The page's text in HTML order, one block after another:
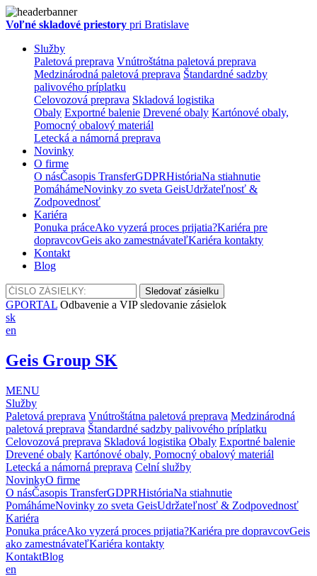
Voľné skladové priestory pri Bratislave
Služby
Paletová preprava Vnútroštátna paletová preprava
Medzinárodná paletová preprava Štandardné sadzby
palivového príplatku
Celovozová preprava Skladová logistika
Obaly Exportné balenie Drevené obaly Kartónové obaly,
Pomocný obalový materiál
Letecká a námorná preprava
Novinky
O firme
O násČasopis TransferGDPRHistóriaNa stiahnutie
PomáhámeNovinky zo sveta GeisUdržateľnosť &
Zodpovednosť
Kariéra
Ponuka práceAko vyzerá proces prijatia?Kariéra pre
dopravcovGeis ako zamestnávateľKariéra kontakty
Kontakt
Blog
GPORTAL Odbavenie a VIP sledovanie zásielok
sk
en
Geis Group SK
MENU
Služby
Paletová preprava Vnútroštátna paletová preprava Medzinárodná
paletová preprava Štandardné sadzby palivového príplatku
Celovozová preprava Skladová logistika Obaly Exportné balenie
Drevené obaly Kartónové obaly, Pomocný obalový materiál
Letecká a námorná preprava Celní služby
NovinkyO firme
O násČasopis TransferGDPRHistóriaNa stiahnutie
PomáhámeNovinky zo sveta GeisUdržateľnosť & Zodpovednosť
Kariéra
Ponuka práceAko vyzerá proces prijatia?Kariéra pre dopravcovGeis
ako zamestnávateľKariéra kontakty
KontaktBlog
en